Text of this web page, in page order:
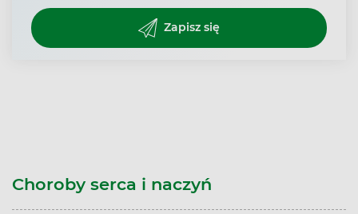
Zapisz się
Choroby serca i naczyń